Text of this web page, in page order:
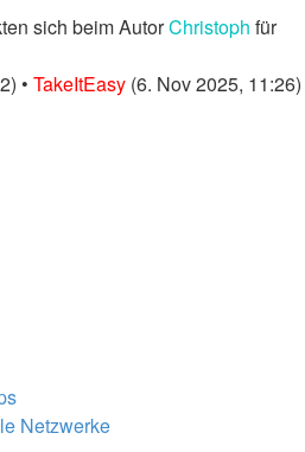
sich beim AutorChristoph für
• TakeItEasy (6. Nov 2025, 11:26)
Netzwerke